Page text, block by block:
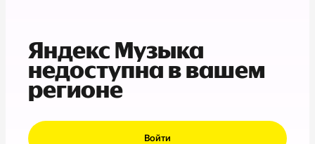
Яндекс Музыка
недоступна в вашем
регионе
Войти